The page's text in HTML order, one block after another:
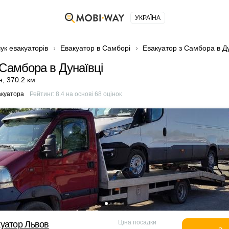
УКРАЇНА
евакуаторів Евакуатор в Самборі Евакуатор з Самбора в
в Дунаївці
370.2 км
Рейтинг: 8.4на основі 68 оцінок
Львов Ціна посадки